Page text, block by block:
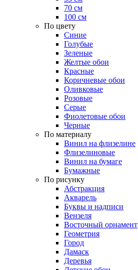
70 см
100 см
По цвету
Синие
Голубые
Зеленые
Желтые обои
Красные
Коричневые обои
Оливковые
Розовые
Серые
Фиолетовые обои
Черные
По материалу
Винил на флизелине
Флизелиновые
Винил на бумаге
Бумажные
По рисунку
Абстракция
Акварель
Буквы и надписи
Вензеля
Восточный орнамент
Геометрия
Город
Дамаск
Деревья